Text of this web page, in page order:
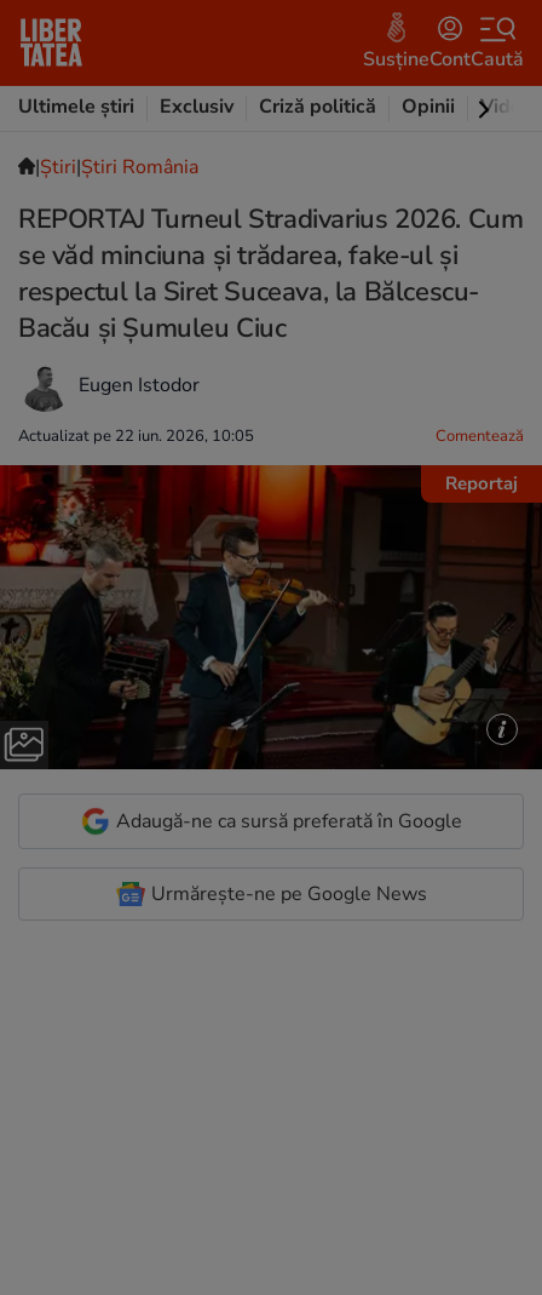
SusțineContCaută
Ultimele știri
Exclusiv Criză politică Opinii Video
|Ştiri|Știri România
REPORTAJ Turneul Stradivarius 2026. Cum
se văd minciuna și trădarea, fake-ul și
respectul la Siret Suceava, la Bălcescu-
Bacău și Șumuleu Ciuc
Eugen Istodor
Actualizat pe 22 iun. 2026, 10:05 Comentează
Reportaj
Adaugă-ne ca sursă preferată în Google
Urmărește-ne pe Google News